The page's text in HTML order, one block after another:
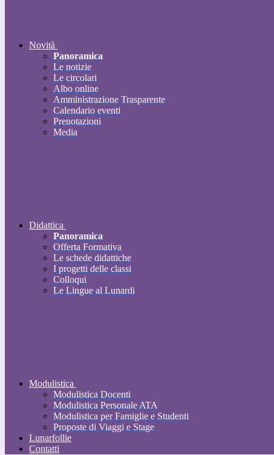
Novità
Panoramica
Le notizie
Le circolari
Albo online
Amministrazione Trasparente
Calendario eventi
Prenotazioni
Media
Didattica
Panoramica
Offerta Formativa
Le schede didattiche
I progetti delle classi
Colloqui
Le Lingue al Lunardi
Modulistica
Modulistica Docenti
Modulistica Personale ATA
Modulistica per Famiglie e Studenti
Proposte di Viaggi e Stage
Lunarfollie
Contatti